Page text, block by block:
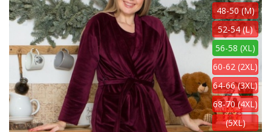
48-50 (M)
52-54 (L)
56-58 (XL)
60-62 (2XL)
64-66 (3XL)
68-70 (4XL)
(5XL)